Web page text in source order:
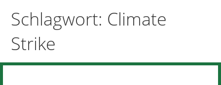
Schlagwort: Climate
Strike